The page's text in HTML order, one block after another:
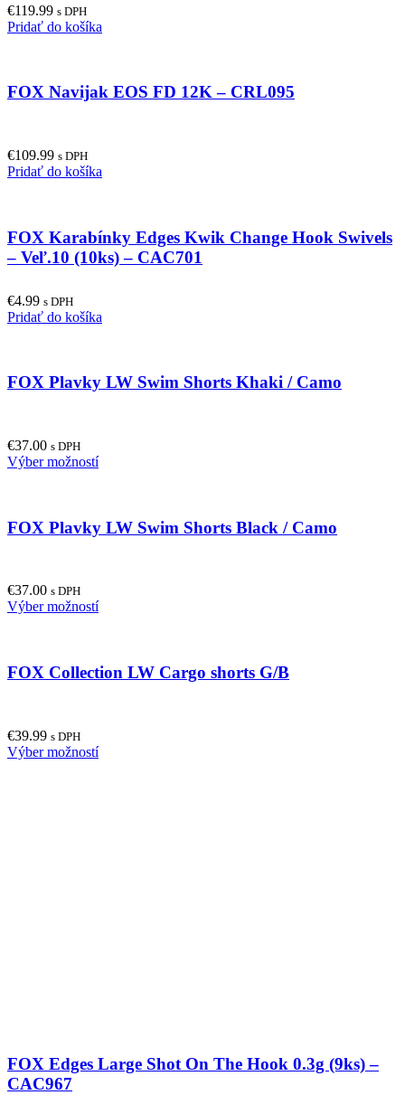
€119.99 s DPH
Pridať do košíka
FOX Navijak EOS FD 12K – CRL095
€109.99 s DPH
Pridať do košíka
FOX Karabínky Edges Kwik Change Hook Swivels
– Veľ.10 (10ks) – CAC701
€4.99 s DPH
Pridať do košíka
FOX Plavky LW Swim Shorts Khaki / Camo
€37.00 s DPH
Výber možnostíThis
variants.
chosen
page
FOX Plavky LW Swim Shorts Black / Camo
€37.00 s DPH
Výber možnostíThis
variants.
chosen
FOX Collection LW Cargo shorts G/B
€39.99 s DPH
Výber možnostíThis
FOX Edges Large Shot On The Hook 0.3g (9ks) –
CAC967